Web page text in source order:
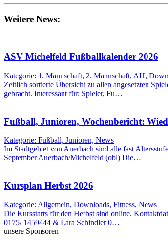
Weitere News:
ASV Michelfeld Fußballkalender 2026
Kategorie: 1. Mannschaft, 2. Mannschaft, AH,
Zeitlich sortierte Übersicht zu allen angesetzten
gebracht. Interessant für: Spieler, Fu…
Fußball, Junioren, Wochenbericht:
Kategorie: Fußball, Junioren, News
Im Stadtgebiet von Auerbach sind alle fast
September Auerbach/Michelfeld (obl) Die…
Kursplan Herbst 2026
Kategorie: Allgemein, Downloads, Fitness, News
Die Kursstarts für den Herbst sind online.
0175/ 1459444 & Lara Schindler 0…
unsere Sponsoren